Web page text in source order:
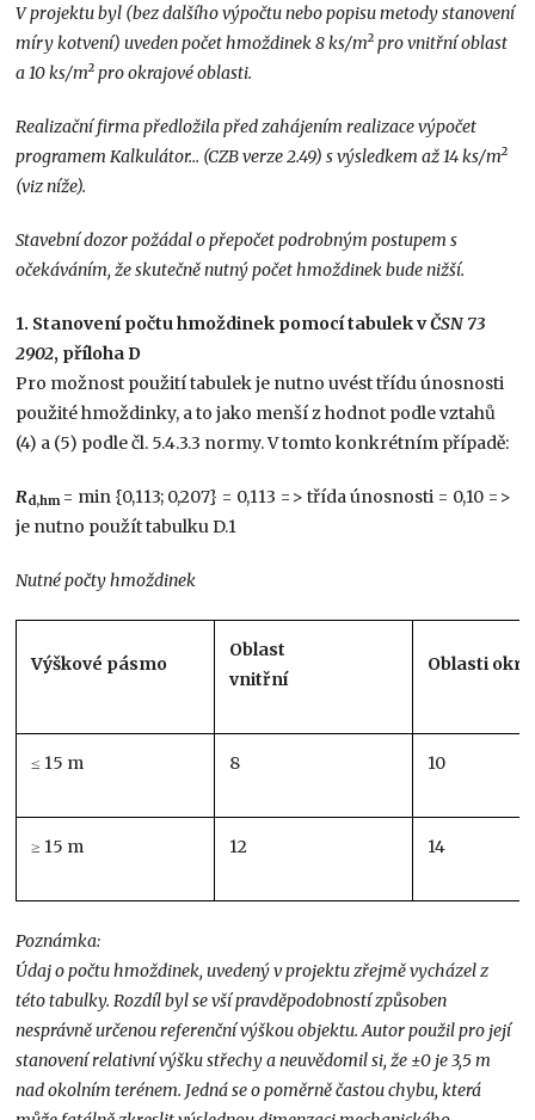
V projektu byl (bez dalšího výpočtu nebo popisu metody stanovení
míry kotvení) uveden počet hmoždinek 8 ks/m² pro vnitřní oblast
a 10 ks/m² pro okrajové oblasti.
Realizační firma předložila před zahájením realizace výpočet
programem Kalkulátor… (CZB verze 2.49) s výsledkem až 14 ks/m²
(viz níže).
Stavební dozor požádal o přepočet podrobným postupem s
očekáváním, že skutečně nutný počet hmoždinek bude nižší.
1. Stanovení počtu hmoždinek pomocí tabulek vČSN 73
2902, příloha D
Pro možnost použití tabulek je nutno uvést třídu únosnosti
použité hmoždinky, a to jako menší z hodnot podle vztahů
(4) a (5) podle čl. 5.4.3.3 normy. V tomto konkrétním případě:
Rd,hm = min {0,113; 0,207} = 0,113 => třída únosnosti = 0,10 =>
je nutno použít tabulku D.1
Nutné počty hmoždinek
Výškové pásmo
Oblast
vnitřní
Oblasti
≤ 15 m 8 10
≥ 15 m 12 14
Poznámka:
Údaj o počtu hmoždinek, uvedený v projektu zřejmě vycházel z
této tabulky. Rozdíl byl se vší pravděpodobností způsoben
nesprávně určenou referenční výškou objektu. Autor použil pro její
stanovení relativní výšku střechy a neuvědomil si, že ±0 je 3,5 m
nad okolním terénem. Jedná se o poměrně častou chybu, která